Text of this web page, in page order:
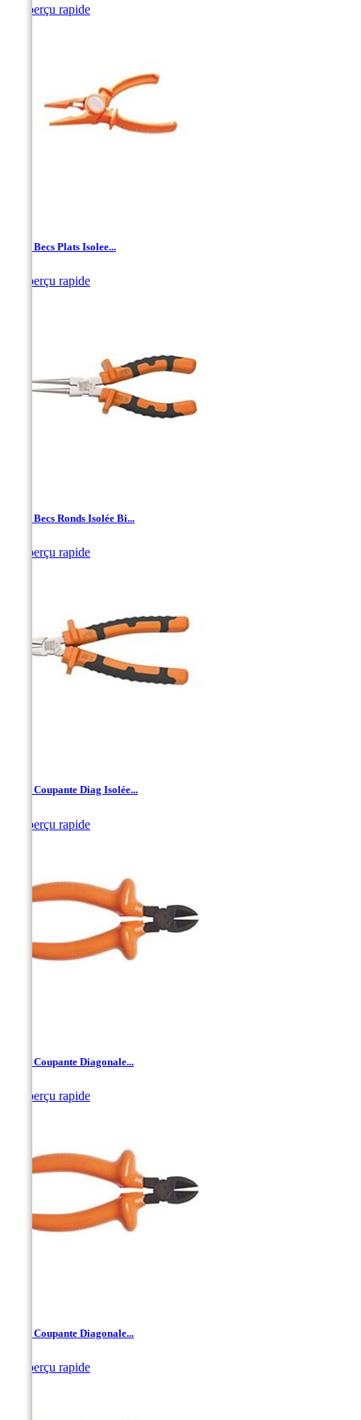
Aperçu rapide
Pince Becs Plats Isolee...
Aperçu rapide
Pince Becs Ronds Isolée Bi...
Aperçu rapide
Pince Coupante Diag Isolée...
Aperçu rapide
Pince Coupante Diagonale...
Aperçu rapide
Pince Coupante Diagonale...
Aperçu rapide